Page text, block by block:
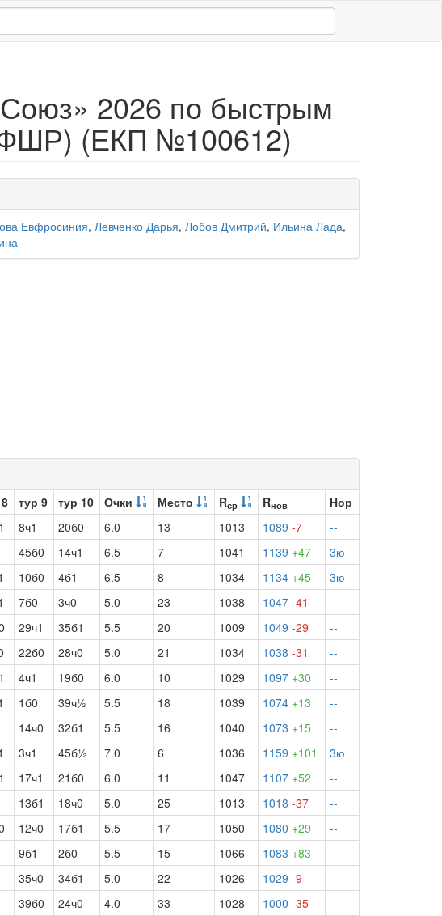
2026 по быстрым
ФШР) (ЕКП №100612)
Евфросиния, Левченко Дарья, Лобов Дмитрий, Ильина Лада,
тур 9 тур 10 Очки Место Rср Rнов
Нор
8ч1 20б0 6.0 13 1013 1089 -7
--
45б0 14ч1 6.5 7 1041 1139 +47
3ю
10б0 4б1 6.5 8 1034 1134 +45
3ю
7б0 3ч0 5.0 23 1038 1047 -41
--
29ч1 35б1 5.5 20 1009 1049 -29
--
22б0 28ч0 5.0 21 1034 1038 -31
--
4ч1 19б0 6.0 10 1029 1097 +30
--
1б0 39ч½ 5.5 18 1039 1074 +13
--
14ч0 32б1 5.5 16 1040 1073 +15
--
3ч1 45б½ 7.0 6 1036 1159 +101
3ю
17ч1 21б0 6.0 11 1047 1107 +52
--
13б1 18ч0 5.0 25 1013 1018 -37
--
12ч0 17б1 5.5 17 1050 1080 +29
--
9б1 2б0 5.5 15 1066 1083 +83
--
35ч0 34б1 5.0 22 1026 1029 -9
--
39б0 24ч0 4.0 33 1028 1000 -35
--